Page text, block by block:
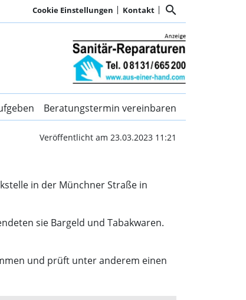
Cookie Einstellungen Kontakt search
| Kurier
Beratungstermin vereinbaren
Veröffentlicht am 23.03.2023 11:21
in der Münchner Straße in
sie Bargeld und Tabakwaren.
und prüft unter anderem einen